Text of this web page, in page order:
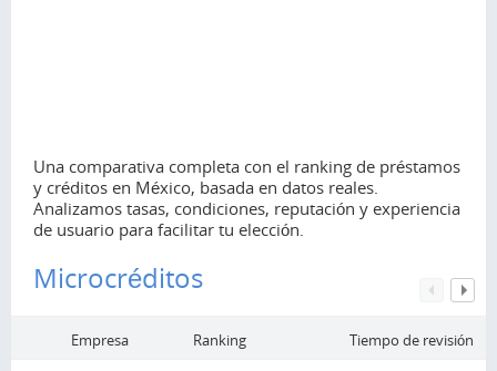
Una comparativa completa con el ranking de préstamos
y créditos en México, basada en datos reales.
Analizamos tasas, condiciones, reputación y experiencia
de usuario para facilitar tu elección.
Microcréditos
Empresa Ranking Tiempo de revisión